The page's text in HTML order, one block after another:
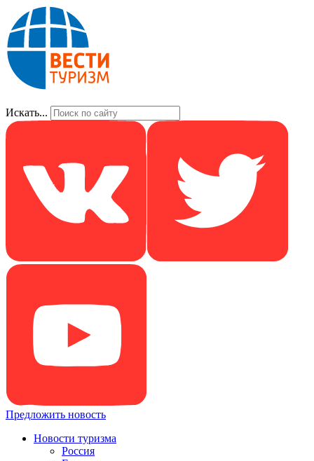
Искать...
Предложить новость
Новости туризма
Россия